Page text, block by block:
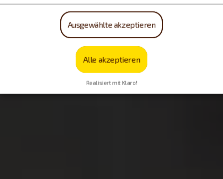
Ausgewählte akzeptieren
Alle akzeptieren
Realisiert mit Klaro!